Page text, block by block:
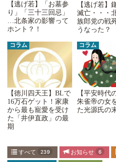
【逃げ若】「お墓参
り」「三十三回忌」
…北条家の影響って
ホント？！
【逃げ若】
滅亡・・・
族郎党の戦
うなった？
コラム
【徳川四天王】BLで
16万石ゲット！家康
から最も寵愛を受け
た「井伊直政」の最
期
コラム
【平安時代
朱雀帝の女
た光源氏の
すべて 239 お知らせ 6